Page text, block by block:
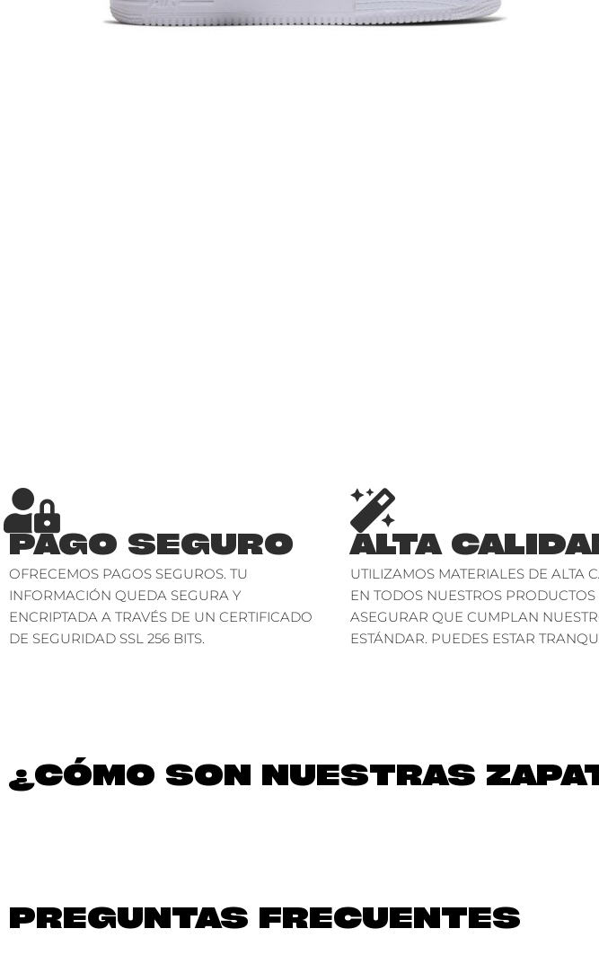
PAGO SEGURO
OFRECEMOS PAGOS SEGUROS. TU
INFORMACIÓN QUEDA SEGURA Y
ENCRIPTADA A TRAVÉS DE UN CERTIFICADO
DE SEGURIDAD SSL 256 BITS.
ALTA
UTILIZAMOS MATERIALES DE ALTA
EN TODOS NUESTROS PRODUCTOS
ASEGURAR QUE CUMPLAN
ESTÁNDAR. PUEDES ESTAR
¿CÓMO SON NUESTRAS
PREGUNTAS FRECUENTES